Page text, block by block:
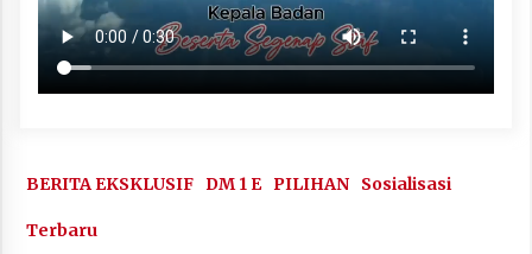
BERITA EKSKLUSIF DM 1 E PILIHAN Sosialisasi
Terbaru